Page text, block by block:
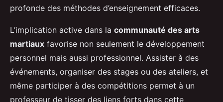
profonde des méthodes d’enseignement efficaces.
L’implication active dans la communauté des arts
martiaux favorise non seulement le développement
personnel mais aussi professionnel. Assister à des
événements, organiser des stages ou des ateliers, et
même participer à des compétitions permet à un
professeur de tisser des liens forts dans cette